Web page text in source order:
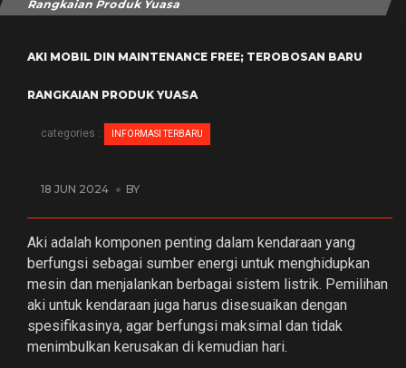
Rangkaian Produk Yuasa
AKI MOBIL DIN MAINTENANCE FREE; TEROBOSAN BARU
RANGKAIAN PRODUK YUASA
categories : INFORMASI TERBARU
18 JUN 2024 BY
Aki adalah komponen penting dalam kendaraan yang
berfungsi sebagai sumber energi untuk menghidupkan
mesin dan menjalankan berbagai sistem listrik. Pemilihan
aki untuk kendaraan juga harus disesuaikan dengan
spesifikasinya, agar berfungsi maksimal dan tidak
menimbulkan kerusakan di kemudian hari.